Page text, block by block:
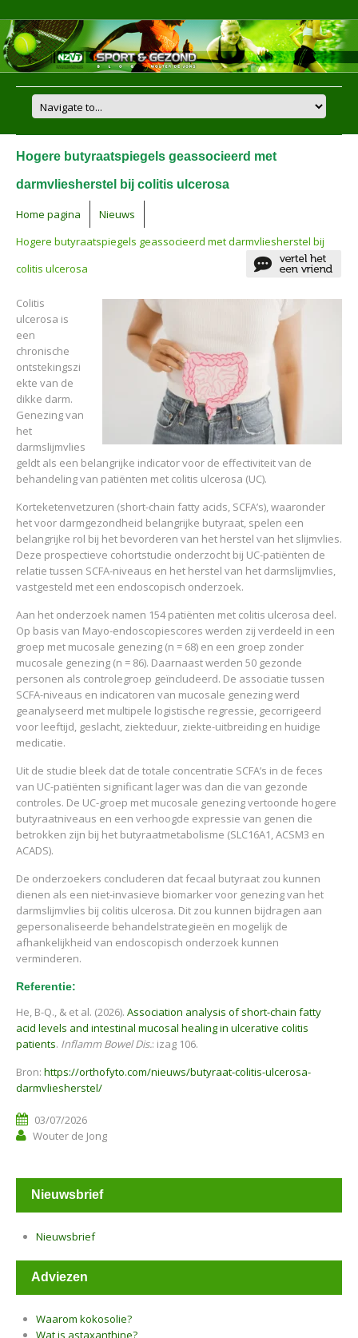
Hogere butyraatspiegels geassocieerd met
darmvliesherstel bij colitis ulcerosa
Home pagina
Nieuws
Hogere butyraatspiegels geassocieerd met darmvliesherstel bij
colitis ulcerosa
Colitis
ulcerosa is
een
chronische
ontstekingszi
ekte van de
dikke darm.
Genezing van
het
darmslijmvlies
geldt als een belangrijke indicator voor de effectiviteit van de
behandeling van patiënten met colitis ulcerosa (UC).
Korteketenvetzuren (short-chain fatty acids, SCFA’s), waaronder
het voor darmgezondheid belangrijke butyraat, spelen een
belangrijke rol bij het bevorderen van het herstel van het slijmvlies.
Deze prospectieve cohortstudie onderzocht bij UC-patiënten de
relatie tussen SCFA-niveaus en het herstel van het darmslijmvlies,
vastgesteld met een endoscopisch onderzoek.
Aan het onderzoek namen 154 patiënten met colitis ulcerosa deel.
Op basis van Mayo-endoscopiescores werden zij verdeeld in een
groep met mucosale genezing (n = 68) en een groep zonder
mucosale genezing (n = 86). Daarnaast werden 50 gezonde
personen als controlegroep geïncludeerd. De associatie tussen
SCFA-niveaus en indicatoren van mucosale genezing werd
geanalyseerd met multipele logistische regressie, gecorrigeerd
voor leeftijd, geslacht, ziekteduur, ziekte-uitbreiding en huidige
medicatie.
Uit de studie bleek dat de totale concentratie SCFA’s in de feces
van UC-patiënten significant lager was dan die van gezonde
controles. De UC-groep met mucosale genezing vertoonde hogere
butyraatniveaus en een verhoogde expressie van genen die
betrokken zijn bij het butyraatmetabolisme (SLC16A1, ACSM3 en
ACADS).
De onderzoekers concluderen dat fecaal butyraat zou kunnen
dienen als een niet-invasieve biomarker voor genezing van het
darmslijmvlies bij colitis ulcerosa. Dit zou kunnen bijdragen aan
gepersonaliseerde behandelstrategieën en mogelijk de
afhankelijkheid van endoscopisch onderzoek kunnen
verminderen.
Referentie:
He, B-Q., & et al. (2026). Association analysis of short-chain fatty
acid levels and intestinal mucosal healing in ulcerative colitis
patients. Inflamm Bowel Dis.: izag 106.
Bron: https://orthofyto.com/nieuws/butyraat-colitis-ulcerosa-
darmvliesherstel/
03/07/2026
Wouter de Jong
Nieuwsbrief
Nieuwsbrief
Adviezen
Waarom kokosolie?
Wat is astaxanthine?